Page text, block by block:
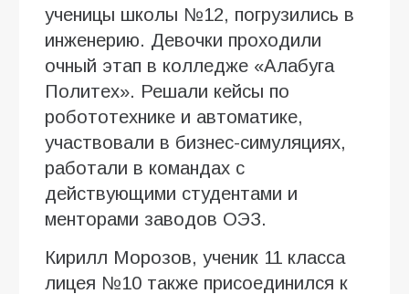
ученицы школы №12, погрузились в
инженерию. Девочки проходили
очный этап в колледже «Алабуга
Политех». Решали кейсы по
робототехнике и автоматике,
участвовали в бизнес-симуляциях,
работали в командах с
действующими студентами и
менторами заводов ОЭЗ.
Кирилл Морозов, ученик 11 класса
лицея №10 также присоединился к